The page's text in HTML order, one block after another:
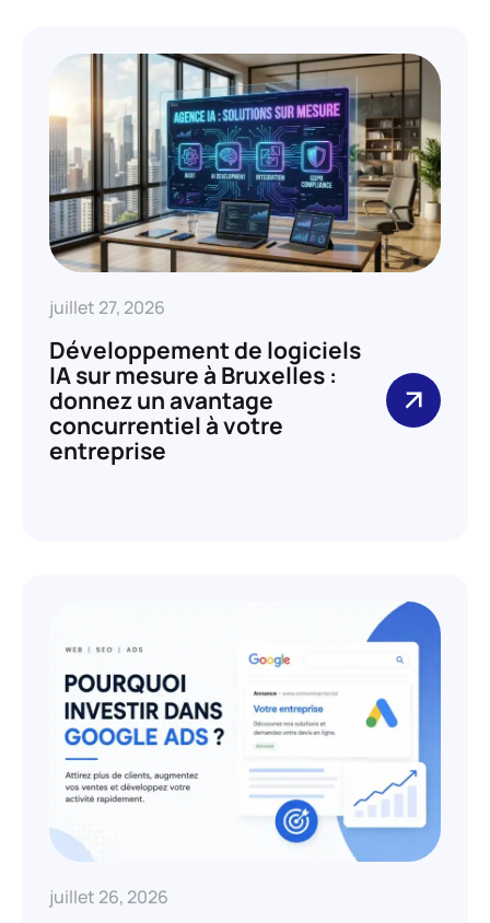
juillet 27, 2026
Développement de logiciels
IA sur mesure à Bruxelles :
donnez un avantage
concurrentiel à votre
entreprise
juillet 26, 2026